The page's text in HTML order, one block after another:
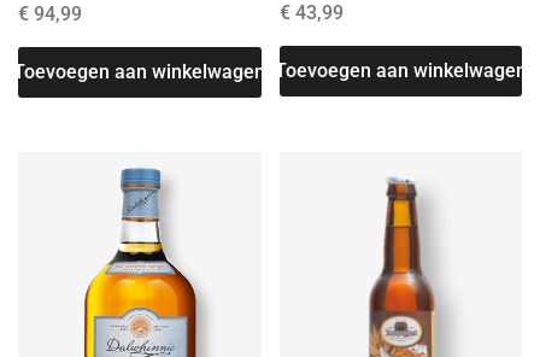
€ 94,99
Toevoegen aan winkelwagen
€43,99
Toevoegen aan winkelwagen